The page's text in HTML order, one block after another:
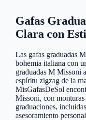
Gafas
Clara con
Las gafas graduadas
bohemia italiana con
graduadas M Missoni
espíritu zigzag de la
MisGafasDeSol
Missoni, con
graduaciones,
asesoramiento